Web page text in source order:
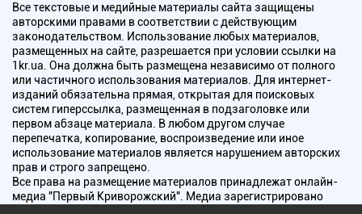
Все текстовые и медийные материалы сайта защищены
авторскими правами в соответствии с действующим
законодательством. Использование любых материалов,
размещенных на сайте, разрешается при условии ссылки на
1kr.ua. Она должна быть размещена независимо от полного
или частичного использования материалов. Для интернет-
изданий обязательна прямая, открытая для поисковых
систем гиперссылка, размещенная в подзаголовке или
первом абзаце материала. В любом другом случае
перепечатка, копирование, воспроизведение или иное
использование материалов является нарушением авторских
прав и строго запрещено.
Все права на размещение материалов принадлежат онлайн-
медиа "Первый Криворожский". Медиа зарегистрировано